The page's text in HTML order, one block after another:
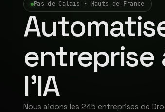
Pas-de-Calais • Hauts-de-France
l'IA
Nous aidons les 245 entreprises de